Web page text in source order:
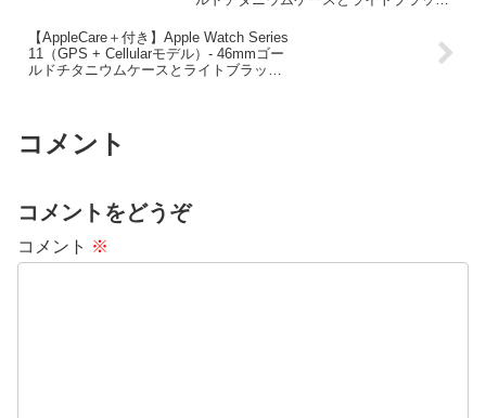
【AppleCare＋付き】Apple Watch Series
11（GPS + Cellularモデル）- 46mmゴー
ルドチタニウムケースとライトブラッシ
コメント
コメントをどうぞ
コメント ※